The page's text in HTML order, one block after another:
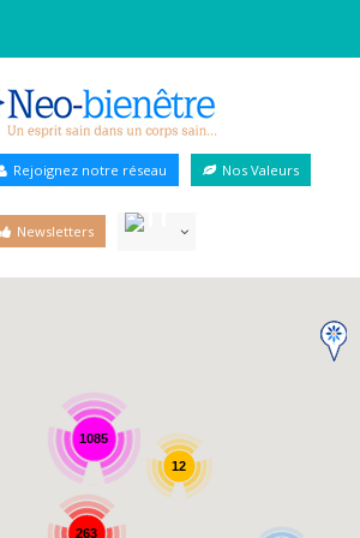
Rejoignez notre réseau Nos Valeurs
Newsletters
1085
263
12